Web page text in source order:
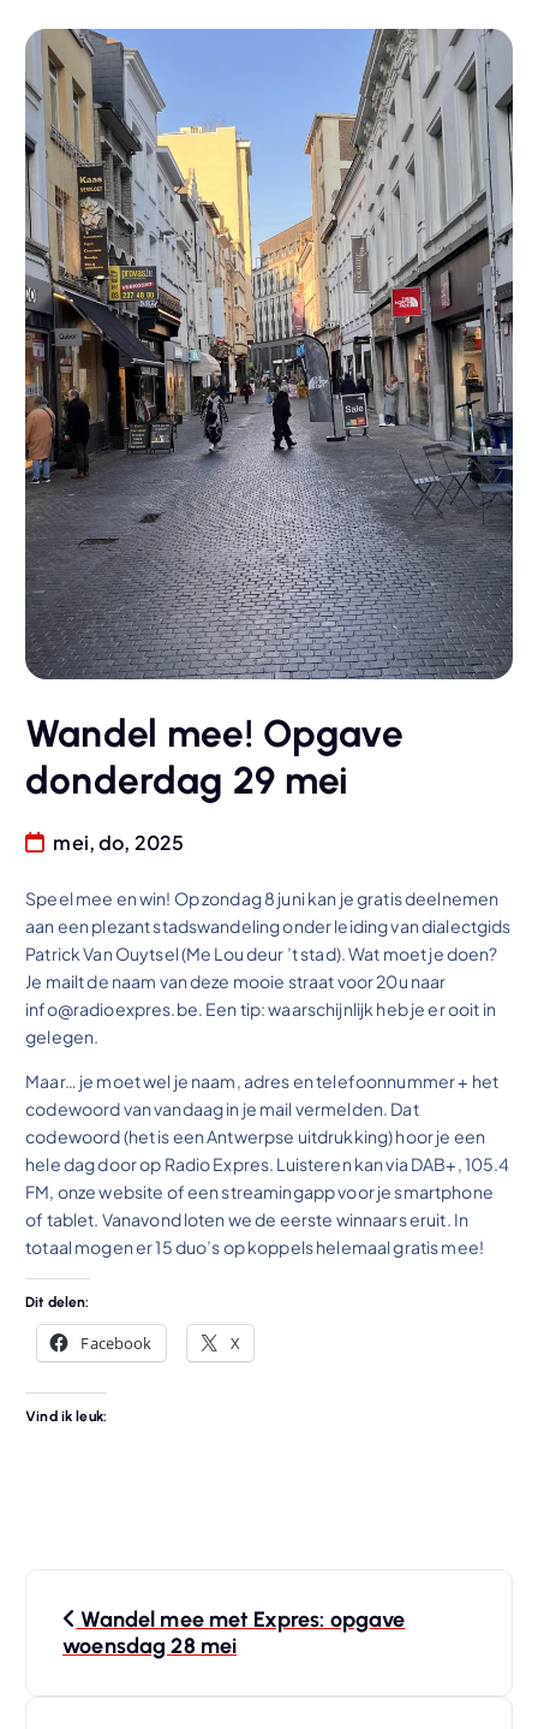
Wandel mee! Opgave
donderdag 29 mei
mei, do, 2025
Speel mee en win! Op zondag 8 juni kan je gratis deelnemen
aan een plezant stadswandeling onder leiding van dialectgids
Patrick Van Ouytsel (Me Lou deur ’t stad). Wat moet je doen?
Je mailt de naam van deze mooie straat voor 20u naar
info@radioexpres.be. Een tip: waarschijnlijk heb je er ooit in
gelegen.
Maar… je moet wel je naam, adres en telefoonnummer + het
codewoord van vandaag in je mail vermelden. Dat
codewoord (het is een Antwerpse uitdrukking) hoor je een
hele dag door op Radio Expres. Luisteren kan via DAB+, 105.4
FM, onze website of een streamingapp voor je smartphone
of tablet. Vanavond loten we de eerste winnaars eruit. In
totaal mogen er 15 duo’s op koppels helemaal gratis mee!
Dit delen:
Facebook X
Vind ik leuk:
Wandel mee met Expres: opgave
woensdag 28 mei